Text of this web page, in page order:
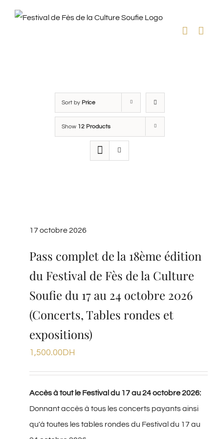
Sort by Price
Show 12 Products
17 octobre 2026
Pass complet de la 18ème édition
du Festival de Fès de la Culture
Soufie du 17 au 24 octobre 2026
(Concerts, Tables rondes et
expositions)
1,500.00DH
Accès à tout le Festival du 17 au 24 octobre 2026:
Donnant accès à tous les concerts payants ainsi
qu'à toutes les tables rondes du Festival du 17 au